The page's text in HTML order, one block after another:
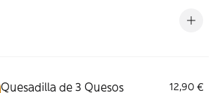
Quesadilla de 3 Quesos
12,90 €